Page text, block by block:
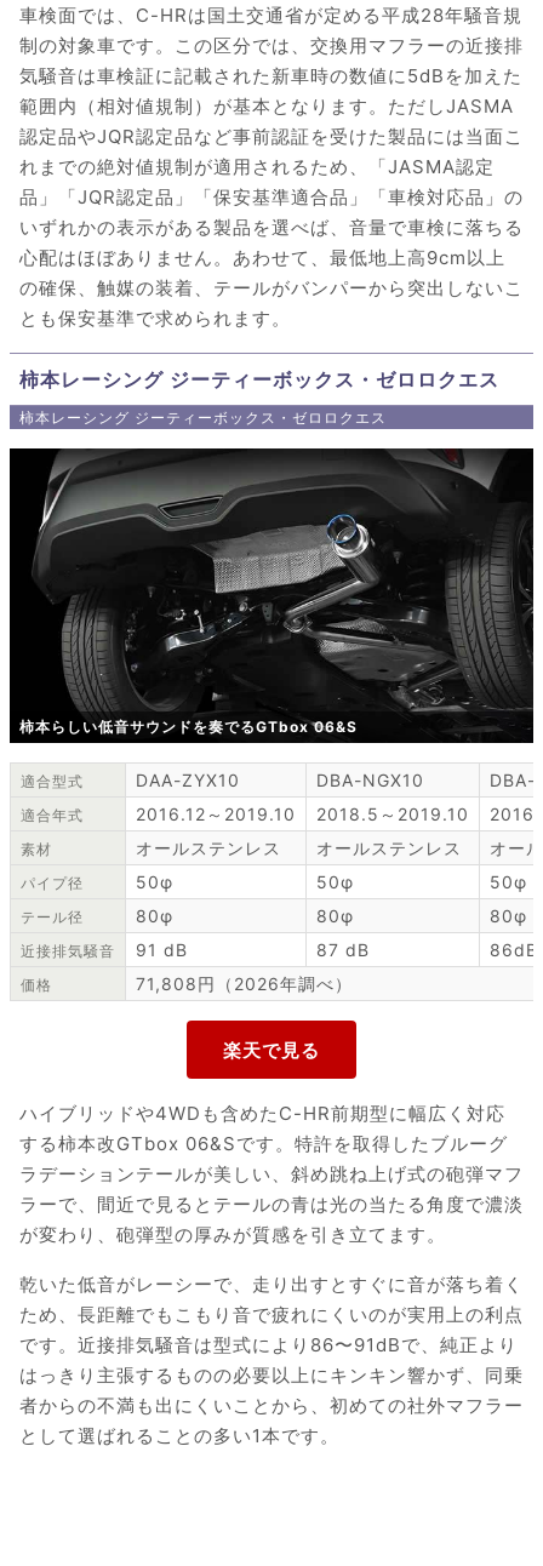
車検面では、C-HRは国土交通省が定める平成28年騒音規
制の対象車です。この区分では、交換用マフラーの近接排
気騒音は車検証に記載された新車時の数値に5dBを加えた
範囲内（相対値規制）が基本となります。ただしJASMA
認定品やJQR認定品など事前認証を受けた製品には当面こ
れまでの絶対値規制が適用されるため、「JASMA認定
品」「JQR認定品」「保安基準適合品」「車検対応品」の
いずれかの表示がある製品を選べば、音量で車検に落ちる
心配はほぼありません。あわせて、最低地上高9cm以上
の確保、触媒の装着、テールがバンパーから突出しないこ
とも保安基準で求められます。
柿本レーシング ジーティーボックス・ゼロロクエス
柿本レーシング ジーティーボックス・ゼロロクエス
柿本らしい低音サウンドを奏でるGTbox 06&S
適合型式 DAA-ZYX10 DBA-NGX10 DBA-
適合年式 2016.12～2019.10 2018.5～2019.10
素材 オールステンレス オールステンレス オー
パイプ径 50φ 50φ 50φ
テール径 80φ 80φ 80φ
近接排気騒音 91 dB 87 dB 86dB
価格 71,808円（2026年調べ）
ハイブリッドや4WDも含めたC-HR前期型に幅広く対応
する柿本改GTbox 06&Sです。特許を取得したブルーグ
ラデーションテールが美しい、斜め跳ね上げ式の砲弾マフ
ラーで、間近で見るとテールの青は光の当たる角度で濃淡
が変わり、砲弾型の厚みが質感を引き立てます。
乾いた低音がレーシーで、走り出すとすぐに音が落ち着く
ため、長距離でもこもり音で疲れにくいのが実用上の利点
です。近接排気騒音は型式により86〜91dBで、純正より
はっきり主張するものの必要以上にキンキン響かず、同乗
者からの不満も出にくいことから、初めての社外マフラー
として選ばれることの多い1本です。